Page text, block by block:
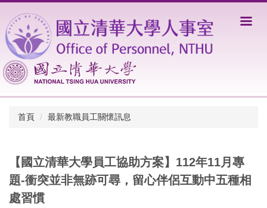
到
主
要
內
容
區
首頁 最新教職員工關懷訊息
【國立清華大學員工協助方案】112年11月專
題-衝突並非無跡可尋，留心伴侶互動中五種相
處習慣